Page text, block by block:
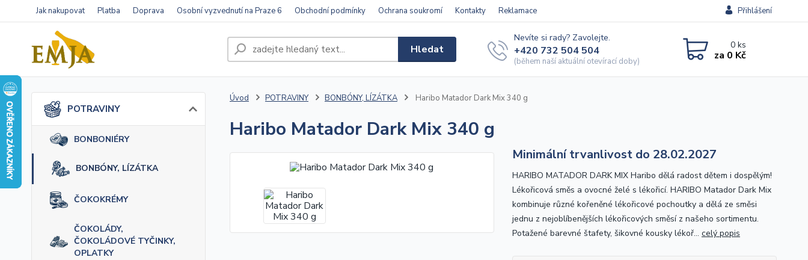
Jak nakupovat Platba Doprava Osobní vyzvednutí na Praze 6 Obchodní podmínky Ochrana soukromí Kontakty Reklamace Přihlášení
Hledat
Nevíte si rady? Zavolejte.
+420 732 504 504
(během naší aktuální otevírací doby)
0ks
za 0 Kč
POTRAVINY
BONBONIÉRY
BONBÓNY, LÍZÁTKA
ČOKOKRÉMY
ČOKOLÁDY,
ČOKOLÁDOVÉ TYČINKY,
OPLATKY
Úvod POTRAVINY BONBÓNY, LÍZÁTKA Haribo Matador Dark Mix 340 g
Haribo Matador Dark Mix 340 g
Minimální trvanlivost do 28.02.2027
HARIBO MATADOR DARK MIX Haribo dělá radost dětem i dospělým!
Lékořicová směs a ovocné želé s lékořicí. HARIBO Matador Dark Mix
kombinuje různé kořeněné lékořicové pochoutky a dělá ze směsi
jednu z nejoblíbenějších lékořicových směsí z našeho sortimentu.
Potažené barevné štafety, šikovné kousky lékoř... celý popis